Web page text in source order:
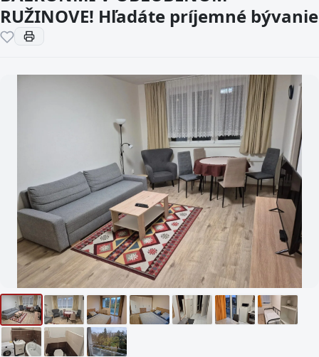
RUŽINOVE! Hľadáte príjemné bývanie